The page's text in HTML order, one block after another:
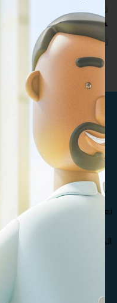
تدريب أكبر عدد تريده من
حقوق طباعة غير محدودة
تدريب أكبر عدد تريده من
ماتريال
تعليمية
والمنصات
تعرف على فريقنا الإستثنائي
مما يجعل مؤسسة
الحقائب التدريبية , كذلك
بجودة